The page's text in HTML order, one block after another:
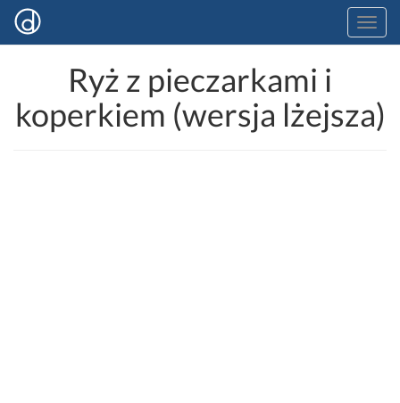
Ryż z pieczarkami i
koperkiem (wersja lżejsza)